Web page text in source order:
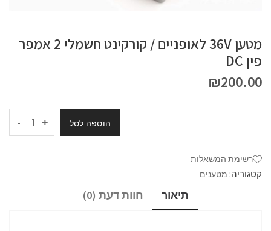
מטען 36V לאופניים / קורקינט חשמלי 2 אמפר
פין DC
₪200.00
- הוספה לסל
רשימת המשאלות
קטגוריה: מטענים
תיאור חוות דעת (0)